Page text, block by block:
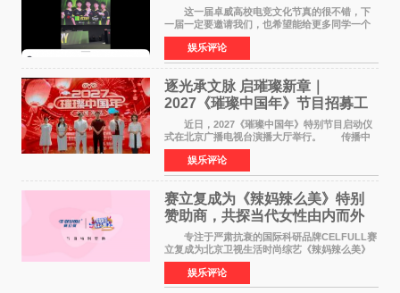
这一届卓威高校电竞文化节真的很不错，下
一届一定要邀请我们，也希望能给更多同学一个
来到现场的机会。 2026卓威高校电竞文化节
已经落下帷幕，在活动结束后，仍有不少高校电
竞社负责人和现
娱乐评论
逐光承文脉 启璀璨新章｜
2027《璀璨中国年》节目招募工
作圆满启动
近日，2027《璀璨中国年》特别节目启动仪
式在北京广播电视台演播大厅举行。 传播中
华优秀传统文化，弘扬纯正国风艺术，打造高规
格、高质感、正能量的文艺盛典，是璀璨中国年
矢志不渝的初心
娱乐评论
赛立复成为《辣妈辣么美》特别
赞助商，共探当代女性由内而外
活力美
专注于严肃抗衰的国际科研品牌CELFULL赛
立复成为北京卫视生活时尚综艺《辣妈辣么美》
的特别赞助商,明星辣妈袁咏仪倾情参与，向广大
都市女性传递健康生活新主张，寄语当代女性在
家庭与自我之间
娱乐评论